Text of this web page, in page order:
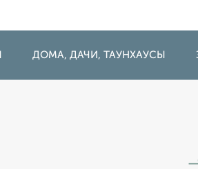
ДОМА, ДАЧИ, ТАУНХАУСЫ